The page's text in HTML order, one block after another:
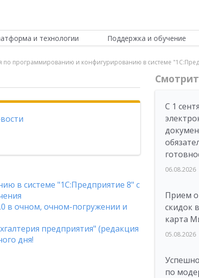
и технологии Поддержка и обучение
по программированию и конфигурированию в системе
в системе "1С:Предприятие 8" с
в очном, очном-погружении и
предприятия" (редакция
дня!
С 1
06.08.2026
Прием
скидок
карта
05.08.2026
по